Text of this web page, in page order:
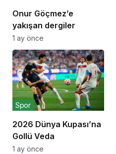
Onur Göçmez’e
yakışan dergiler
1 ay önce
2026 Dünya Kupası’na
Gollü Veda
Spor
1 ay önce